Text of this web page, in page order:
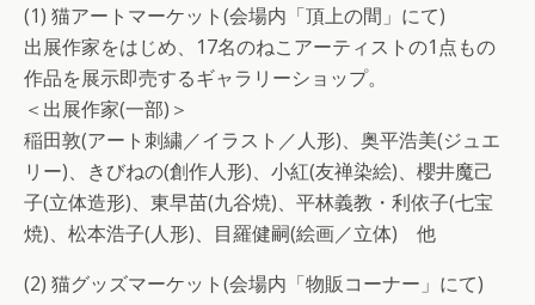
(1) 猫アートマーケット(会場内「頂上の間」にて)
出展作家をはじめ、17名のねこアーティストの1点もの
作品を展示即売するギャラリーショップ。
＜出展作家(一部)＞
稲田敦(アート刺繍／イラスト／人形)、奥平浩美(ジュエ
リー)、きびねの(創作人形)、小紅(友禅染絵)、櫻井魔己
子(立体造形)、東早苗(九谷焼)、平林義教・利依子(七宝
焼)、松本浩子(人形)、目羅健嗣(絵画／立体) 他
(2) 猫グッズマーケット(会場内「物販コーナー」にて)